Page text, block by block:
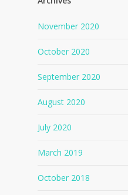
November 2020
October 2020
September 2020
August 2020
July 2020
March 2019
October 2018